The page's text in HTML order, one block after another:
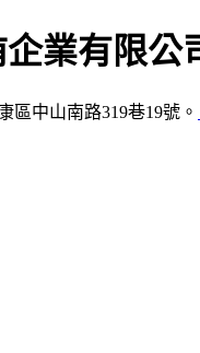
業有限
區中山南路319巷19號。